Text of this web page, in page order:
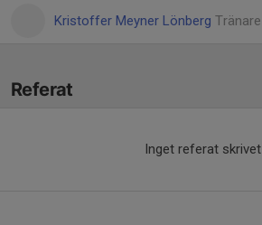
Kristoffer Meyner Lönberg Tränare
Referat
Inget referat skrivet